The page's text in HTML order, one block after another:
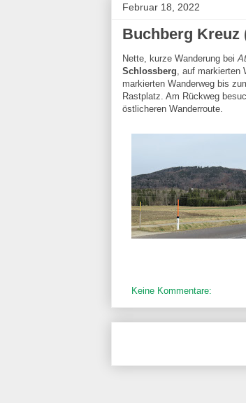
Februar 18, 2022
Buchberg Kreuz
Nette, kurze Wanderung bei
Schlossberg , auf
markierten Wanderweg bis
Rastplatz. Am Rückweg
östlicheren Wanderroute.
Keine Kommentare: